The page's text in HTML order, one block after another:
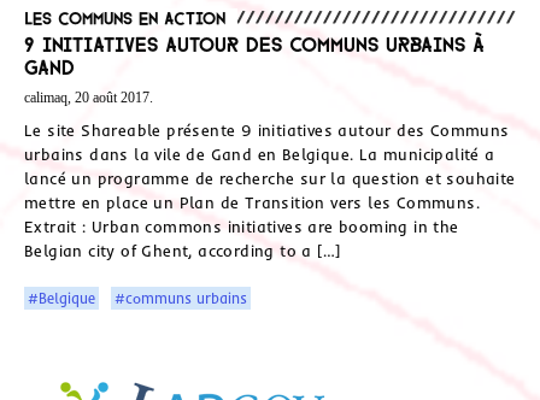
Les communs en action
9 initiatives autour des Communs urbains à
Gand
calimaq, 20 août 2017.
Le site Shareable présente 9 initiatives autour des Communs
urbains dans la vile de Gand en Belgique. La municipalité a
lancé un programme de recherche sur la question et souhaite
mettre en place un Plan de Transition vers les Communs.
Extrait : Urban commons initiatives are booming in the
Belgian city of Ghent, according to a […]
#Belgique #communs urbains